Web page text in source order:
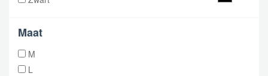
Maat
M
L